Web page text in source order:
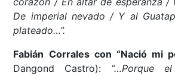
De imperial nevado / Y al
plateado…”.
Fabián Corrales con “Nació mi
Dangond Castro): “…Porque